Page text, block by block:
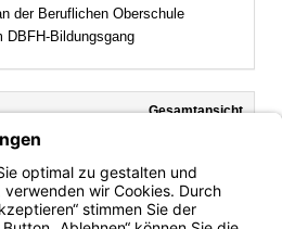
der Beruflichen Oberschule
DBFH-Bildungsgang
Gesamtansicht